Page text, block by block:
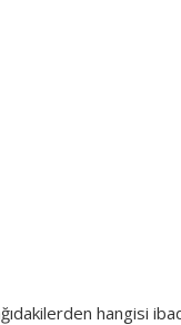
hangisi